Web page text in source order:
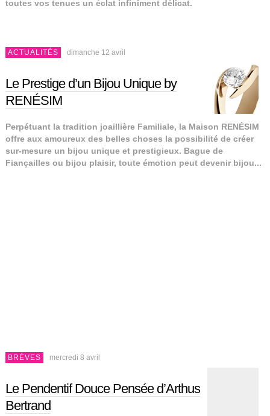
toutes vos tenues un éclat infiniment délicat.
ACTUALITÉS dimanche 12 avril
Le Prestige d’un Bijou Unique by
RENÉSIM
Perpétuant la tradition joaillière Familiale, la Maison RENÉSIM
offre aux amoureux des belles choses la possibilité de créer
sur-mesure un bijou unique et prestigieux. Bague de
Fiançailles ou bijou plaisir, toute émotion peut devenir bijou...
BRÈVES mercredi 8 avril
Le Pendentif Douce Pensée d’Arthus
Bertrand